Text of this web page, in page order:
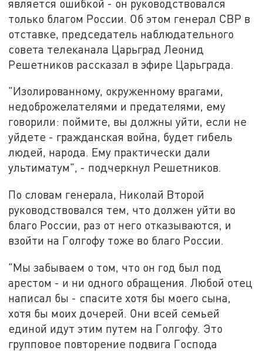
является ошибкой - он руководствовался
только благом России. Об этом генерал СВР в
отставке, председатель наблюдательного
совета телеканала Царьград Леонид
Решетников рассказал в эфире Царьграда.
"Изолированному, окруженному врагами,
недоброжелателями и предателями, ему
говорили: поймите, вы должны уйти, если не
уйдете - гражданская война, будет гибель
людей, народа. Ему практически дали
ультиматум", - подчеркнул Решетников.
По словам генерала, Николай Второй
руководствовался тем, что должен уйти во
благо России, раз от него отказываются, и
взойти на Голгофу тоже во благо России.
"Мы забываем о том, что он год был под
арестом - и ни одного обращения. Любой отец
написал бы - спасите хотя бы моего сына,
хотя бы моих дочерей. Они всей семьей
единой идут этим путем на Голгофу. Это
групповое повторение подвига Господа